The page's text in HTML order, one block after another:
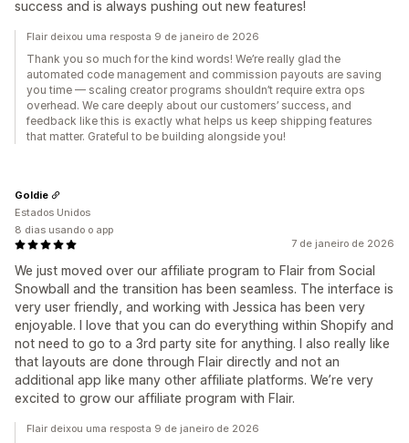
success and is always pushing out new features!
Flair deixou uma resposta 9 de janeiro de 2026
Thank you so much for the kind words! We’re really glad the
automated code management and commission payouts are saving
you time — scaling creator programs shouldn’t require extra ops
overhead. We care deeply about our customers’ success, and
feedback like this is exactly what helps us keep shipping features
that matter. Grateful to be building alongside you!
7 de janeiro de 2026
We just moved over our affiliate program to Flair from Social
Snowball and the transition has been seamless. The interface is
very user friendly, and working with Jessica has been very
enjoyable. I love that you can do everything within Shopify and
not need to go to a 3rd party site for anything. I also really like
that layouts are done through Flair directly and not an
additional app like many other affiliate platforms. We’re very
excited to grow our affiliate program with Flair.
Goldie
Estados Unidos
8 dias usando o app
Flair deixou uma resposta 9 de janeiro de 2026